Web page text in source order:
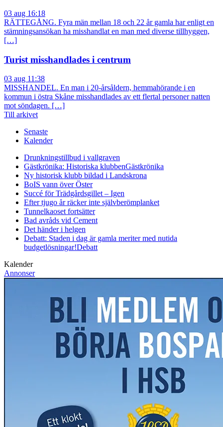
03 aug 16:18
RÄTTEGÅNG. Fyra män mellan 18 och 22 år gamla har enligt en
stämningsansökan ha misshandlat en man med diverse tillhyggen,
[…]
Turist misshandlades i centrum
03 aug 11:38
MISSHANDEL. En man i 20-årsåldern, hemmahörande i en
kommun i östra Skåne misshandlades av ett flertal personer natten
mot söndagen. […]
Till arkivet
Senaste
Kalender
Drunkningstillbud i vallgraven
Gästkrönika: Historiska klubbenGästkrönika
Ny historisk klubb bildad i Landskrona
BoIS vann över Öster
Succé för Trädgårdsgillet – Igen
Efter tjugo år räcker inte självberömplanket
Tunnelkaoset fortsätter
Bad avråds vid Cement
Det händer i helgen
Debatt: Staden i dag är gamla meriter med nutida
budgetlösningar!Debatt
Kalender
Annonser